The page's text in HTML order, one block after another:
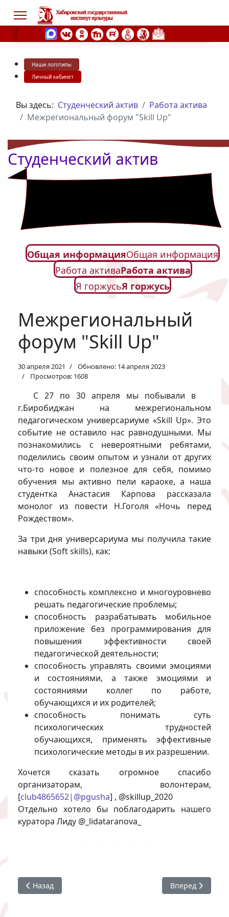
Наши логотипы
Личный кабинет
Вы здесь: Студенческий актив
Работа актива
Межрегиональный форум "Skill Up"
Студенческий актив
Общая информацияОбщая информация
Работа активаРабота актива
Я горжусьЯ горжусь
Межрегиональный
форум "Skill Up"
30 апреля 2021
Обновлено: 14 апреля 2023
Просмотров: 1608
С 27 по 30 апреля мы побывали в
г.Биробиджан на межрегиональном
педагогическом универсариуме «Skill Up». Это
событие не оставило нас равнодушными. Мы
познакомились с невероятными ребятами,
поделились своим опытом и узнали от других
что-то новое и полезное для себя, помимо
обучения мы активно пели караоке, а наша
студентка Анастасия Карпова рассказала
монолог из повести Н.Гоголя «Ночь перед
Рождеством».
За три дня универсариума мы получила такие
навыки (Soft skills), как:
способность комплексно и многоуровнево
решать педагогические проблемы;
способность разрабатывать мобильное
приложение без программирования для
повышения эффективности своей
педагогической деятельности;
способность управлять своими эмоциями
и состояниями, а также эмоциями и
состояниями коллег по работе,
обучающихся и их родителей;
способность понимать суть
психологических трудностей
обучающихся, применять эффективные
психологические методы в их разрешении.
Хочется сказать огромное спасибо
организаторам, волонтерам,
[club4865652|@pgusha] , @skillup_2020
Отдельно хотело бы поблагодарить нашего
куратора Лиду @_lidataranova_
Предыдущий: День Победы для ветеранов
Назад Следующий:
Вперед